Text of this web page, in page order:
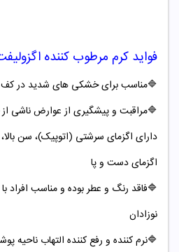
فواید کرم مرطوب کننده اگزولیفت 10 درصد
🔷مناسب برای خشکی های شدید در
🔷مراقبت و پیشگیری از عوارض ناشی
دارای اگزمای سرشتی (اتوپیک)، سن
اگزمای دست و پا
🔷فاقد رنگ و عطر بوده و مناسب
نوزادان
🔷نرم کننده و رفع کننده التهاب ناحیه